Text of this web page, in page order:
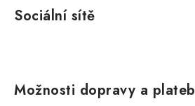
Sociální sítě
Možnosti dopravy a plateb